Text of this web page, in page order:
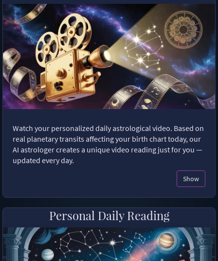
Watch your personalized daily astrological video. Based on
real planetary transits affecting your birth chart today, our
AI astrologer creates a unique video reading just for you —
updated every day.
Show
Personal Daily Reading